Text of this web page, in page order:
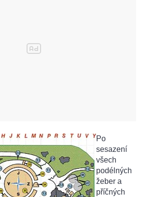
Po
sesazení
všech
podélných
žeber a
příčných